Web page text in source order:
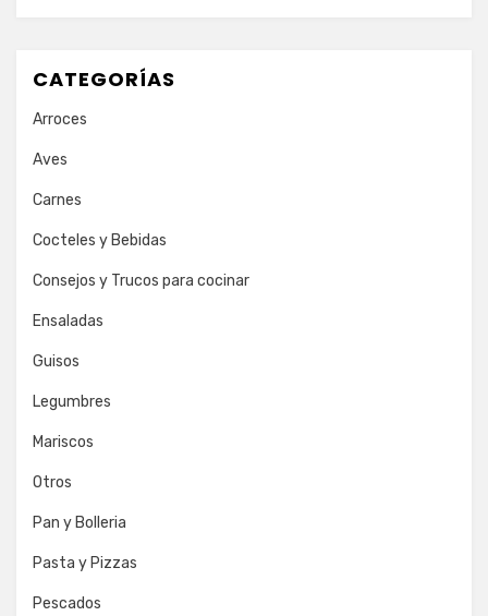
CATEGORÍAS
Arroces
Aves
Carnes
Cocteles y Bebidas
Consejos y Trucos para cocinar
Ensaladas
Guisos
Legumbres
Mariscos
Otros
Pan y Bolleria
Pasta y Pizzas
Pescados